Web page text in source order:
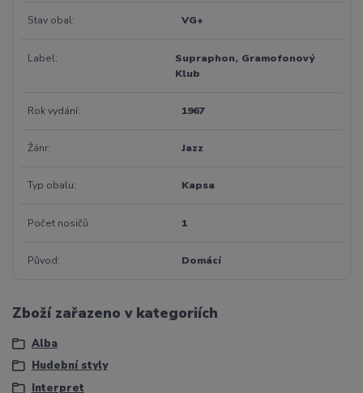
Stav obal VG+
Label
Supraphon, Gramofonový
Klub
Rok vydání 1967
Žánr Jazz
Typ obalu Kapsa
Počet nosičů 1
Původ Domácí
Zboží zařazeno v kategoriích
Alba
Hudební styly
Interpret